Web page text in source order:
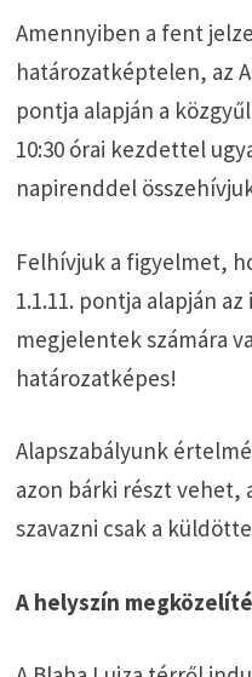
Amennyiben a fent
határozatképtelen, az
pontja alapján a
10:30 órai kezdettel
napirenddel
Felhívjuk a figyelmet,
1.1.11. pontja alapján
megjelentek számára
határozatképes!
Alapszabályunk
azon bárki részt vehet,
szavazni csak a
A helyszín